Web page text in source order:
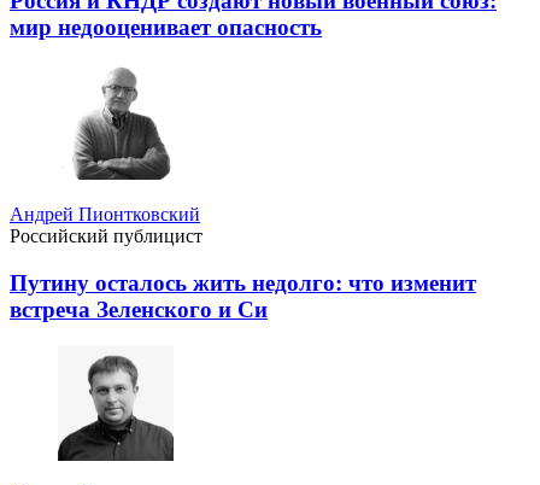
мир недооценивает опасность
Андрей Пионтковский
Российский публицист
Путину осталось жить недолго: что изменит
встреча Зеленского и Си